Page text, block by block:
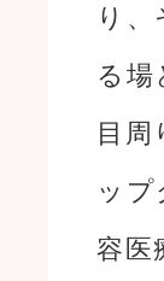
り
る場
目
ップ
容医